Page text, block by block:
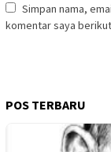
Simpan nama,
komentar saya
POS TERBARU